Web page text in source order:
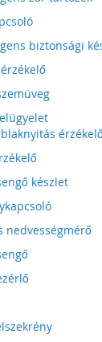
biztonsági
érzékelő
készlet
nedvességmérő